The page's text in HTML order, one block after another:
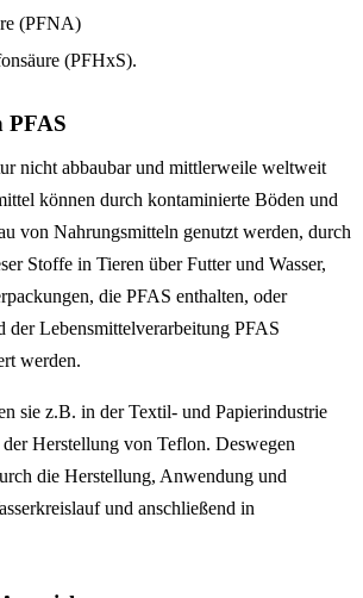
(PFNA)
(PFHxS).
PFAS
nicht abbaubar und mittlerweile weltweit
können durch kontaminierte Böden und
von Nahrungsmitteln genutzt werden, durch
Stoffe in Tieren über Futter und Wasser,
die PFAS enthalten, oder
der Lebensmittelverarbeitung PFAS
werden.
sie z.B. in der Textil- und Papierindustrie
Herstellung von Teflon. Deswegen
die Herstellung, Anwendung und
und anschließend in